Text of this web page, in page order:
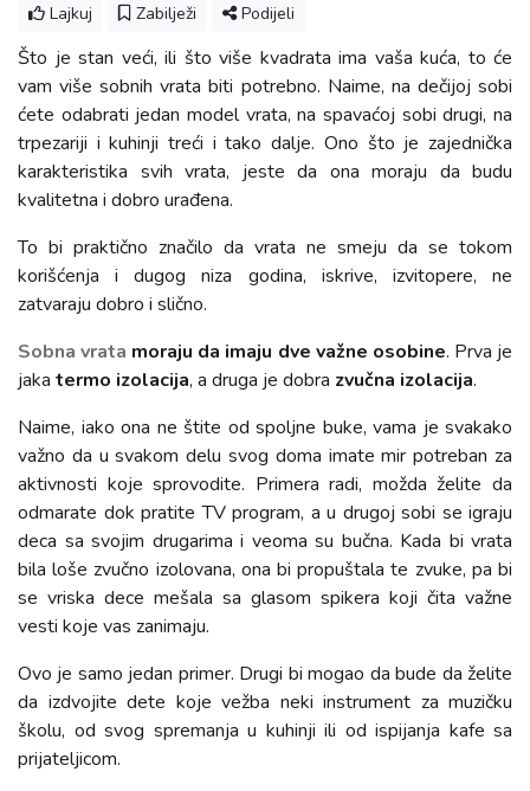
Lajkuj Zabilježi Podijeli
Što je stan veći, ili što više kvadrata ima vaša kuća, to će
vam više sobnih vrata biti potrebno. Naime, na dečijoj sobi
ćete odabrati jedan model vrata, na spavaćoj sobi drugi, na
trpezariji i kuhinji treći i tako dalje. Ono što je zajednička
karakteristika svih vrata, jeste da ona moraju da budu
kvalitetna i dobro urađena.
To bi praktično značilo da vrata ne smeju da se tokom
korišćenja i dugog niza godina, iskrive, izvitopere, ne
zatvaraju dobro i slično.
Sobna vrata moraju da imaju dve važne osobine. Prva je
jaka termo izolacija, a druga je dobra zvučna izolacija.
Naime, iako ona ne štite od spoljne buke, vama je svakako
važno da u svakom delu svog doma imate mir potreban za
aktivnosti koje sprovodite. Primera radi, možda želite da
odmarate dok pratite TV program, a u drugoj sobi se igraju
deca sa svojim drugarima i veoma su bučna. Kada bi vrata
bila loše zvučno izolovana, ona bi propuštala te zvuke, pa bi
se vriska dece mešala sa glasom spikera koji čita važne
vesti koje vas zanimaju.
Ovo je samo jedan primer. Drugi bi mogao da bude da želite
da izdvojite dete koje vežba neki instrument za muzičku
školu, od svog spremanja u kuhinji ili od ispijanja kafe sa
prijateljicom.